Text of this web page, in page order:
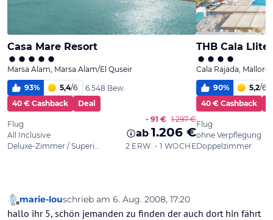
Offline
marie-louschrieb am 6. Aug. 2008, 17:20
zuletzt editiert von
hallo ihr 5, schön jemanden zu finden der auch dort hin fährt